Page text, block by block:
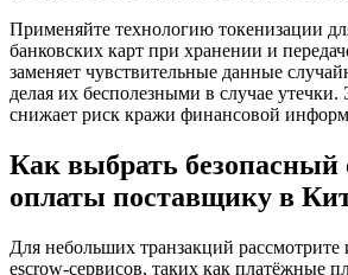
Применяйте технологию токенизации
банковских карт при хранении и
заменяет чувствительные данные
делая их бесполезными в случае
снижает риск кражи финансовой
Как выбрать безопасный
оплаты поставщику в
Для небольших транзакций рассмотрите
escrow-сервисов, таких как платёжные